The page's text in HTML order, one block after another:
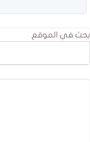
بحث في الموقع